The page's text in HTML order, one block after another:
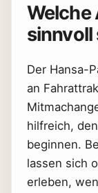
sinnvoll
Der Hansa-
an
hilfreich,
beginnen.
lassen sich
erleben,